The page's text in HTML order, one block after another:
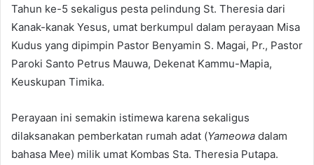
Tahun ke-5 sekaligus pesta pelindung St. Theresia dari
Kanak-kanak Yesus, umat berkumpul dalam perayaan Misa
Kudus yang dipimpin Pastor Benyamin S. Magai, Pr., Pastor
Paroki Santo Petrus Mauwa, Dekenat Kammu-Mapia,
Keuskupan Timika.
Perayaan ini semakin istimewa karena sekaligus
dilaksanakan pemberkatan rumah adat (Yameowa dalam
bahasa Mee) milik umat Kombas Sta. Theresia Putapa.